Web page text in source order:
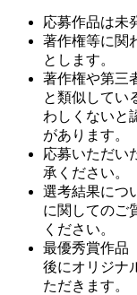
応募作品は未
著作権等に関
とします。
著作権や第三
と類似してい
わしくないと
があります。
応募いただい
承ください。
選考結果につ
に関してのご
ください。
最優秀賞作品
後にオリジナ
ただきます。